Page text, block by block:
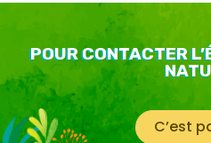
POUR CONTACTER
C’est